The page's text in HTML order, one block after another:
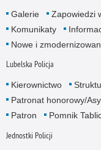
Galerie Zapowiedzi
Komunikaty
Nowe i
Lubelska Policja
Kierownictwo
Patronat honorowy/
Patron
Pomnik
Jednostki Policji